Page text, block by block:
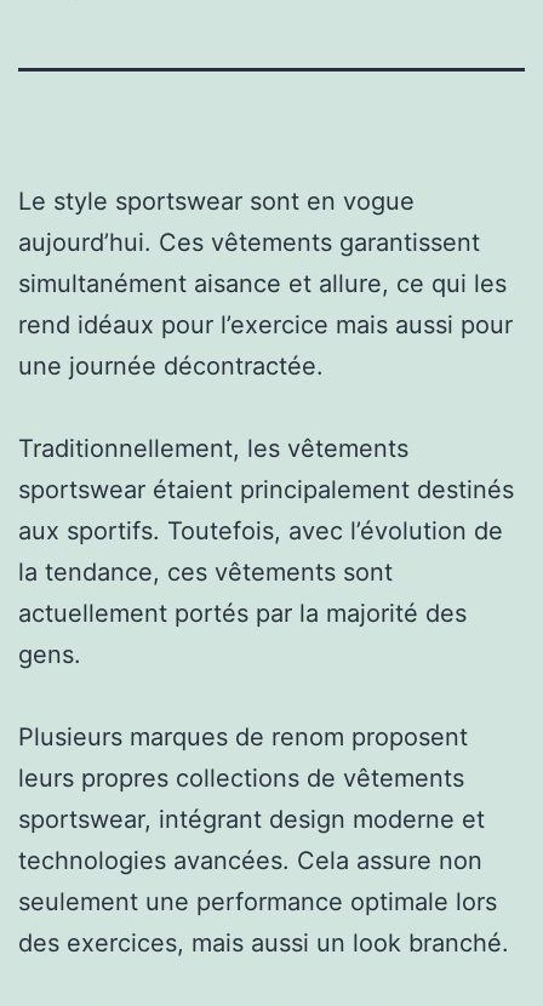
Le style sportswear sont en vogue
aujourd’hui. Ces vêtements garantissent
simultanément aisance et allure, ce qui les
rend idéaux pour l’exercice mais aussi pour
une journée décontractée.
Traditionnellement, les vêtements
sportswear étaient principalement destinés
aux sportifs. Toutefois, avec l’évolution de
la tendance, ces vêtements sont
actuellement portés par la majorité des
gens.
Plusieurs marques de renom proposent
leurs propres collections de vêtements
sportswear, intégrant design moderne et
technologies avancées. Cela assure non
seulement une performance optimale lors
des exercices, mais aussi un look branché.